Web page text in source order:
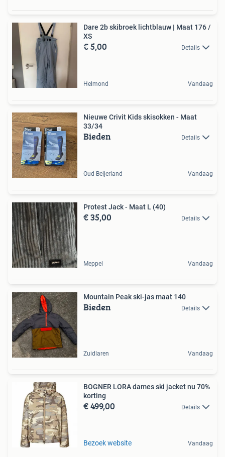
Dare 2b skibroek lichtblauw | Maat 176 /
XS
€ 5,00 Details
Helmond Vandaag
Nieuwe Crivit Kids skisokken - Maat
33/34
Bieden Details
Oud-Beijerland Vandaag
Protest Jack - Maat L (40)
€ 35,00 Details
Meppel Vandaag
Mountain Peak ski-jas maat 140
Bieden Details
Zuidlaren Vandaag
BOGNER LORA dames ski jacket nu 70%
korting
€ 499,00 Details
Bezoek website Vandaag